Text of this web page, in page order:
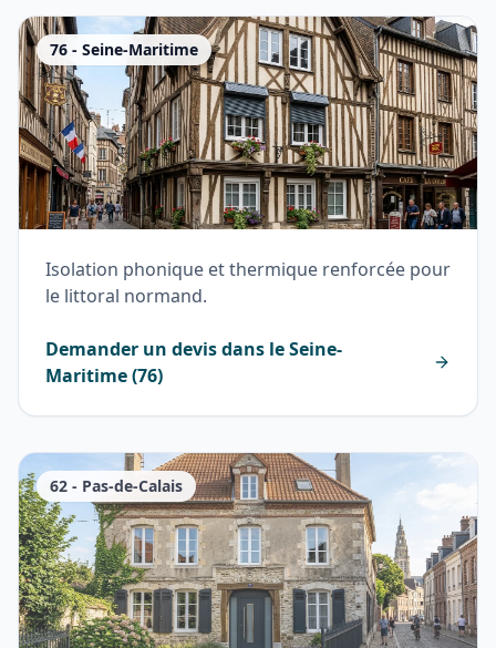
76 - Seine-Maritime
Isolation phonique et thermique renforcée pour
le littoral normand.
Demander un devis dans leSeine-
Maritime(76)
62 - Pas-de-Calais